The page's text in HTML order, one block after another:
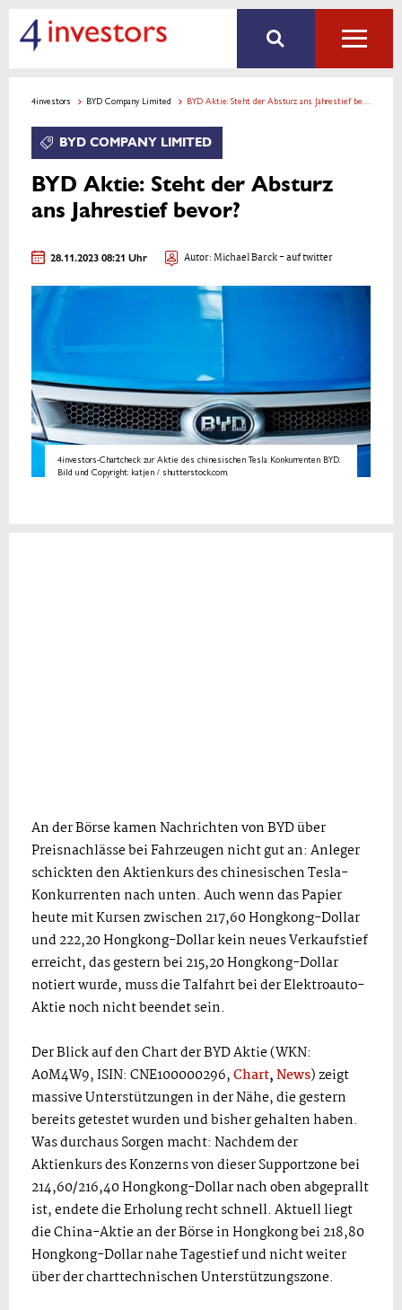
4investors BYD Company Limited BYD Aktie: Steht der Absturz ans Jahrestief bevor?
BYD COMPANY LIMITED
BYD Aktie: Steht der Absturz
ans Jahrestief bevor?
28.11.2023 08:21 Uhr Autor:Michael Barck- auf twitter
4investors-Chartcheck zur Aktie des chinesischen Tesla Konkurrenten BYD.
Bild und Copyright: katjen / shutterstock.com.
An der Börse kamen Nachrichten von BYD über
Preisnachlässe bei Fahrzeugen nicht gut an: Anleger
schickten den Aktienkurs des chinesischen Tesla-
Konkurrenten nach unten. Auch wenn das Papier
heute mit Kursen zwischen 217,60 Hongkong-Dollar
und 222,20 Hongkong-Dollar kein neues Verkaufstief
erreicht, das gestern bei 215,20 Hongkong-Dollar
notiert wurde, muss die Talfahrt bei der Elektroauto-
Aktie noch nicht beendet sein.
Der Blick auf den Chart der BYD Aktie (WKN:
A0M4W9, ISIN: CNE100000296,Chart,News) zeigt
massive Unterstützungen in der Nähe, die gestern
bereits getestet wurden und bisher gehalten haben.
Was durchaus Sorgen macht: Nachdem der
Aktienkurs des Konzerns von dieser Supportzone bei
214,60/216,40 Hongkong-Dollar nach oben abgeprallt
ist, endete die Erholung recht schnell. Aktuell liegt
die China-Aktie an der Börse in Hongkong bei 218,80
Hongkong-Dollar nahe Tagestief und nicht weiter
über der charttechnischen Unterstützungszone.